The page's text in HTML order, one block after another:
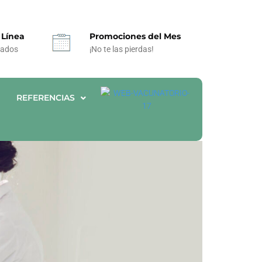
Promociones del Mes
¡No te las pierdas!
REFERENCIAS